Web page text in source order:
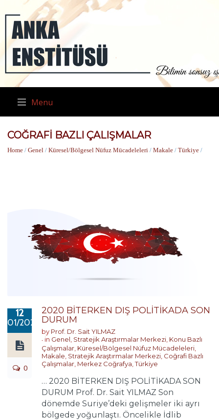
Menu
COĞRAFI BAZLI ÇALIŞMALAR
Home / Genel / Küresel/Bölgesel Nüfuz Mücadeleleri / Makale / Türkiye /
12
01/2021
0
2020 BİTERKEN DIŞ POLİTİKADA SON
DURUM
by Prof. Dr. Sait YILMAZ
in Genel Stratejik Araştırmalar Merkezi Konu Bazlı
Çalışmalar Küresel/Bölgesel Nüfuz Mücadeleleri
Makale Stratejik Araştırmalar Merkezi Coğrafi Bazlı
Çalışmalar Merkez Coğrafya ,Türkiye
… 2020 BİTERKEN DIŞ POLİTİKADA SON
DURUM Prof. Dr. Sait YILMAZ Son
dönemde Suriye’deki gelişmeler iki ayrı
bölgede yoğunlaştı. Öncelikle İdlib